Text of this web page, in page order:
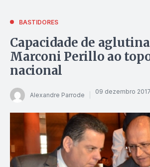
BASTIDORES
Capacidade de
Marconi Perillo ao topo
nacional
Alexandre Parrode 09 dezembro 2017